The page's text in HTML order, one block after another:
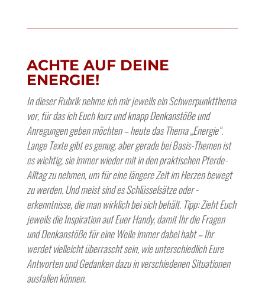
ACHTE AUF DEINE
ENERGIE!
In dieser Rubrik nehme ich mir jeweils ein Schwerpunktthema
vor, für das ich Euch kurz und knapp Denkanstöße und
Anregungen geben möchten – heute das Thema „Energie“.
Lange Texte gibt es genug, aber gerade bei Basis-Themen ist
es wichtig, sie immer wieder mit in den praktischen Pferde-
Alltag zu nehmen, um für eine längere Zeit im Herzen bewegt
zu werden. Und meist sind es Schlüsselsätze oder -
erkenntnisse, die man wirklich bei sich behält. Tipp: Zieht Euch
jeweils die Inspiration auf Euer Handy, damit Ihr die Fragen
und Denkanstöße für eine Weile immer dabei habt – Ihr
werdet vielleicht überrascht sein, wie unterschiedlich Eure
Antworten und Gedanken dazu in verschiedenen Situationen
ausfallen können.